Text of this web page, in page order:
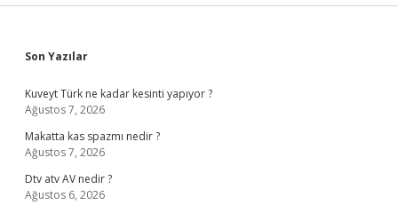
Sidebar
Son Yazılar
Kuveyt Türk ne kadar kesinti yapıyor ?
Ağustos 7, 2026
Makatta kas spazmı nedir ?
Ağustos 7, 2026
Dtv atv AV nedir ?
Ağustos 6, 2026